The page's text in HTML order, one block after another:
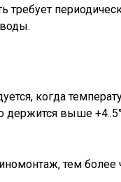
требует
когда
держится выше
тем